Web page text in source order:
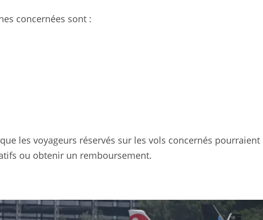
concernées sont :
les voyageurs réservés sur les vols concernés pourraient
ou obtenir un remboursement.